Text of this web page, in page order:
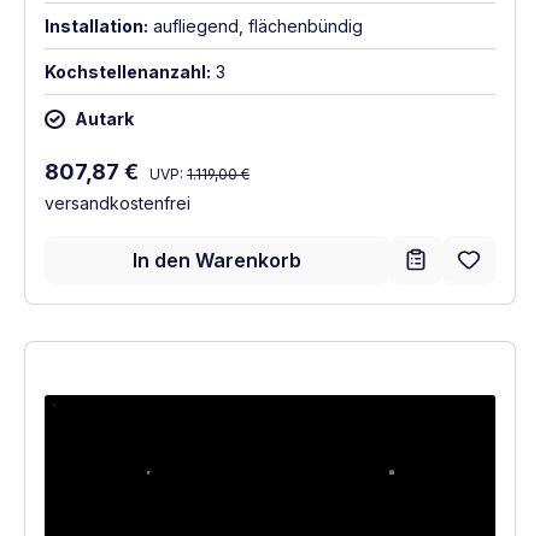
Installation: aufliegend, flächenbündig
Kochstellenanzahl: 3
Autark
Verkaufspreis:
807,87 € Regulärer Preis:
UVP: 1.119,00 €
versandkostenfrei
In den Warenkorb